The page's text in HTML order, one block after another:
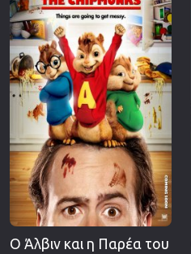
Ο Άλβιν και η Παρέα του